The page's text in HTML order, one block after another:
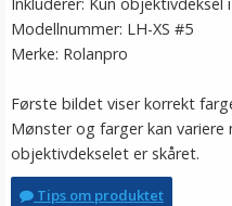
Modellnummer: LH-XS #5
Merke: Rolanpro
Første bildet viser korrekt
Mønster og farger kan variere
objektivdekselet er skåret.
Tips om produktet